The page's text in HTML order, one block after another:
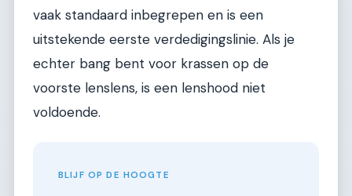
vaak standaard inbegrepen en is een
uitstekende eerste verdedigingslinie. Als je
echter bang bent voor krassen op de
voorste lenslens, is een lenshood niet
voldoende.
BLIJF OP DE HOOGTE